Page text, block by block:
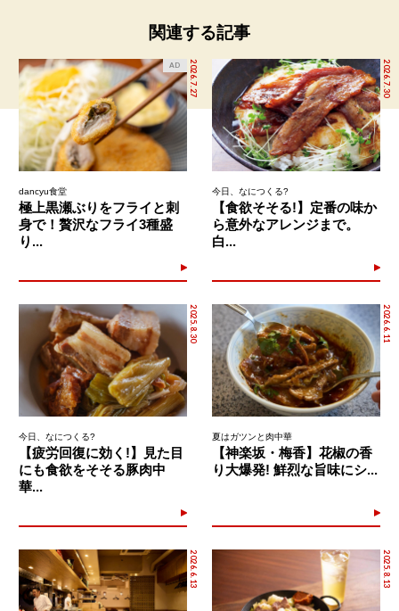
関連する記事
2026.7.27
AD
dancyu食堂
極上黒瀬ぶりをフライと刺
身で！贅沢なフライ3種盛
り...
2026.7.30
今日、なにつくる?
【食欲そそる!】定番の味か
ら意外なアレンジまで。
白...
2025.8.30
今日、なにつくる?
【疲労回復に効く!】見た目
にも食欲をそそる豚肉中
華...
2026.6.11
夏はガツンと肉中華
【神楽坂・梅香】花椒の香
り大爆発! 鮮烈な旨味にシ...
2026.6.13 2025.8.13